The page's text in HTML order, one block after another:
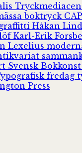
boktryck
graffitti Håkan
Karl-Erik
Lexelius
Svensk Bokkonst
fredag
Press